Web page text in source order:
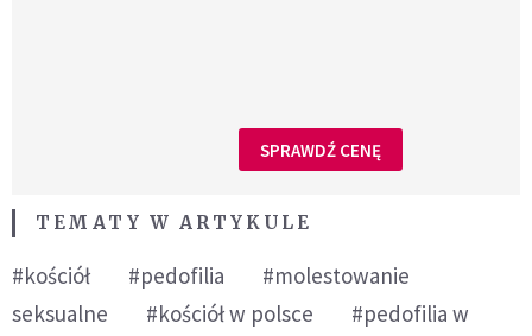
SPRAWDŹ CENĘ
TEMATY W ARTYKULE
#kościół #pedofilia
#molestowanie
seksualne
#kościół w polsce
#pedofilia w